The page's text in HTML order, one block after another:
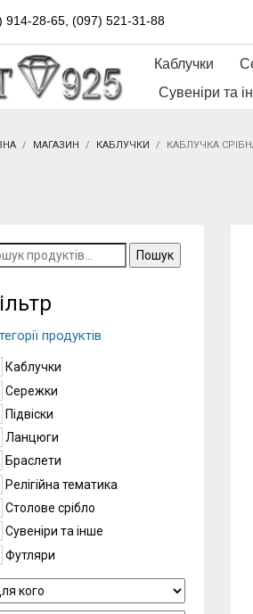
914-28-65, (097) 521-31-88
Каблучки
Сувеніри та
МАГАЗИН КАБЛУЧКИ КАБЛУЧКА
продуктів
Каблучки
Сережки
Підвіски
Ланцюги
Браслети
Релігійна тематика
Столове срібло
Сувеніри та інше
Футляри